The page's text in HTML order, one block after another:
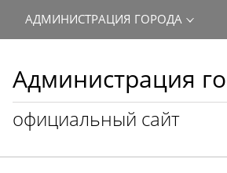
Администрация
официальный сайт
АДМИНИСТРАЦИЯ ГОРОДА